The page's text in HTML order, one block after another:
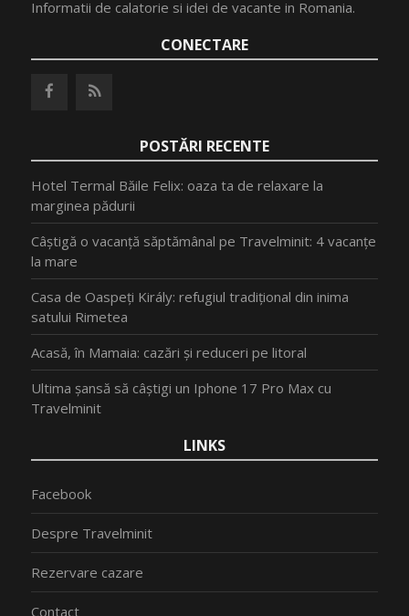
Informatii de calatorie si idei de vacante in Romania.
CONECTARE
POSTĂRI RECENTE
Hotel Termal Băile Felix: oaza ta de relaxare la
marginea pădurii
Câștigă o vacanță săptămânal pe Travelminit: 4 vacanțe
la mare
Casa de Oaspeți Király: refugiul tradițional din inima
satului Rimetea
Acasă, în Mamaia: cazări și reduceri pe litoral
Ultima șansă să câștigi un Iphone 17 Pro Max cu
Travelminit
LINKS
Facebook
Despre Travelminit
Rezervare cazare
Contact